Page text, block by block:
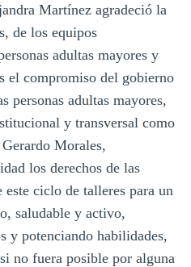
Martínez agradeció la
de los equipos
adultas mayores y
el compromiso del gobierno
personas adultas mayores,
y transversal como
Morales,
los derechos de las
este ciclo de talleres para un
saludable y activo,
y potenciando habilidades,
no fuera posible por alguna